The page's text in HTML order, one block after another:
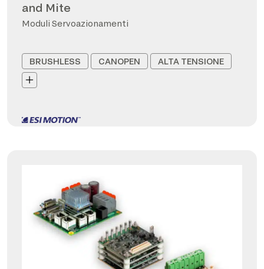
and Mite
Moduli Servoazionamenti
BRUSHLESS CANOPEN ALTA TENSIONE